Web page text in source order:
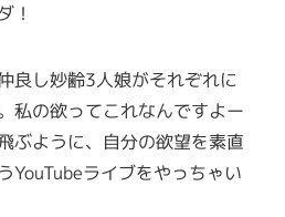
！
良し妙齢3人娘がそれぞれに
私の欲ってこれなんですよー
ぶように、自分の欲望を素直
YouTubeライブをやっちゃい